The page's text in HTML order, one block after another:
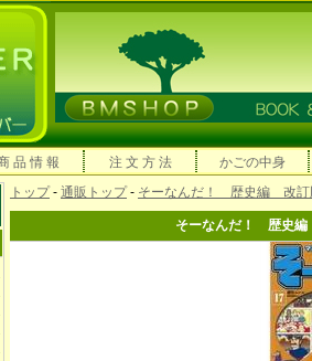
品 情 報 注 文 方 法 かごの中身
トップ- 通販トップ- そーなんだ！ 歴史編 改訂
そーなんだ！ 歴史